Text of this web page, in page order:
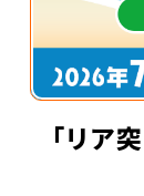
「リア